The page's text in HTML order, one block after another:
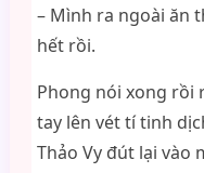
– Mình ra ngoài ăn
hết rồi.
Phong nói xong rồi
tay lên vét tí tinh
Thảo Vy đút lại vào